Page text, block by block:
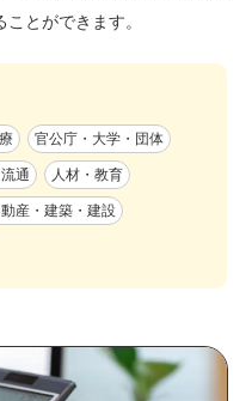
とができます。
官公庁・大学・団体
通
人材・教育
産・建築・建設